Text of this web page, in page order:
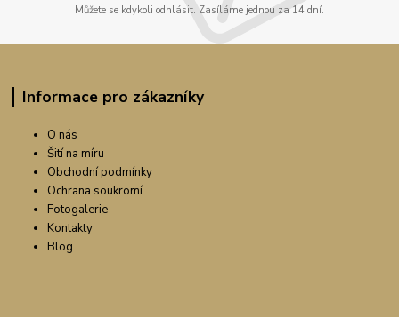
Můžete se kdykoli odhlásit. Zasíláme jednou za 14 dní.
Informace pro zákazníky
O nás
Šití na míru
Obchodní podmínky
Ochrana soukromí
Fotogalerie
Kontakty
Blog